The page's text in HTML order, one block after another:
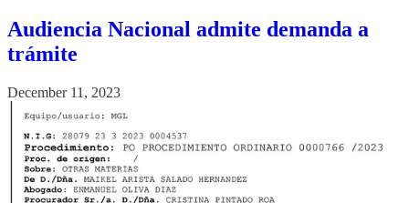
Audiencia Nacional admite demanda a
trámite
December 11, 2023